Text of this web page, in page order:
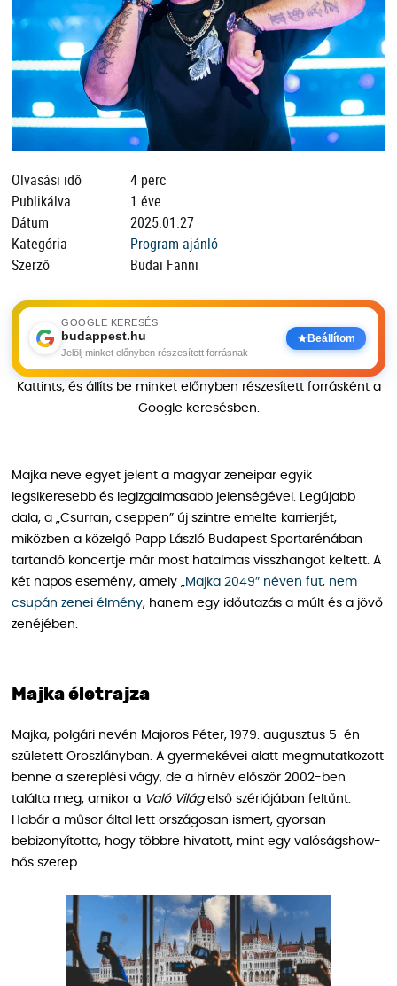
Olvasási idő
4 perc
Publikálva
1 éve
Dátum
2025.01.27
Kategória
Program ajánló
Szerző
Budai Fanni
GOOGLE KERESÉS
budappest.hu
Jelölj minket előnyben részesített forrásnak
Beállítom
Kattints, és állíts be minket előnyben részesített forrásként a
Google keresésben.
Majka neve egyet jelent a magyar zeneipar egyik
legsikeresebb és legizgalmasabb jelenségével. Legújabb
dala, a „Csurran, cseppen” új szintre emelte karrierjét,
miközben a közelgő Papp László Budapest Sportarénában
tartandó koncertje már most hatalmas visszhangot keltett. A
két napos esemény, amely „Majka 2049″ néven fut, nem
csupán zenei élmény, hanem egy időutazás a múlt és a jövő
zenéjében.
Majka életrajza
Majka, polgári nevén Majoros Péter, 1979. augusztus 5-én
született Oroszlányban. A gyermekévei alatt megmutatkozott
benne a szereplési vágy, de a hírnév először 2002-ben
találta meg, amikor a Való Világelső szériájában feltűnt.
Habár a műsor által lett országosan ismert, gyorsan
bebizonyította, hogy többre hivatott, mint egy valóságshow-
hős szerep.